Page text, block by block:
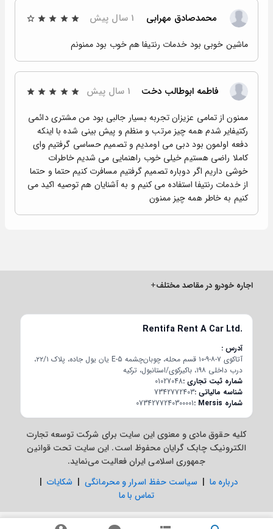
محمدصادق مهرابی 1 سال پیش
ماشین خوبی بود خدمات رنتیفا هم خوب بود ممنونم
فاطمه ابوطالب دخت 1 سال پیش
ممنون از تمامی عزیزان تجربه بسیار جالبی بود من مشتری دائمی
رکتیفایر شدم همه چیز مرتب و منظم و پیش بینی شده با اینکه
دفعه اولمون بود دبی می اومدیم و تصمیم حساسی گرفتیم وای
کاملا راضی هستیم خیلی خوب راهنمایی می شدیم خاطرات
خوشی داریم اگر دوباره تصمیم گرفتیم مسافرت کنیم حتما و حتما
از خدمات رنتیفا استفاده می کنیم و به آشنایان هم توصیه اکید می
کنیم به خاطر همه چیز ممنون
اجاره خودرو در مقاصد مختلف+
Rentifa Rent A Car Ltd.
آدرس
آتاکوی ۷-۸-۹-۱۰ قسم محله، چوبان‌چشمه E-5 یان یول جاده، پلاک ۲۲/۱،
درب داخلی ۱۹۸، باکیرکوی/استانبول، ترکیه
شماره ثبت تجاری01027048
شناسه مالیاتی7342772403
شماره Mersis
0734277240300001
کلیه حقوق مادی و معنوی این سایت برای شرکت توسعه تجارت
الکترونیک چابک گرایان محفوظ است. این سایت تحت قوانین
جمهوری اسلامی ایران فعالیت می‌نماید.
درباره ما | سیاست حفظ اسرار و محرمانگی | شکایات |
تماس با ما